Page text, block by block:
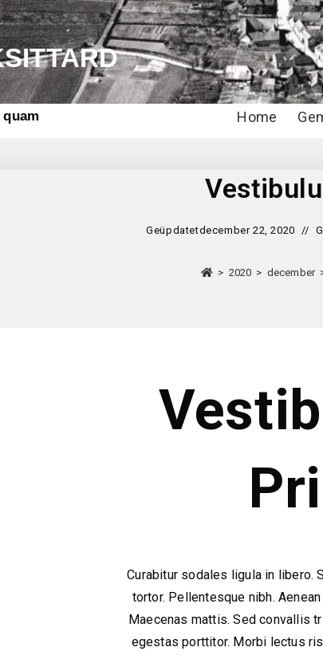
Home
Geüpdatetdecember 22, 2020
> 2020 > december
Curabitur sodales ligula in libero.
tortor. Pellentesque nibh.
Maecenas mattis. Sed convallis
egestas porttitor. Morbi lectus